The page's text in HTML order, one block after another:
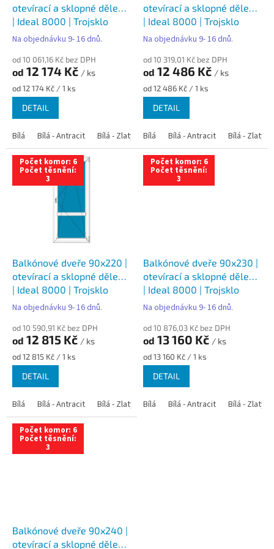
otevírací a sklopné dělené
| Ideal 8000 | Trojsklo
Na objednávku 9- 16 dnů.
od 10 061,16 Kč bez DPH
od 12 174 Kč / ks
Měrná
cena:
od 12 174 Kč / 1 ks
DETAIL
Bílá Bílá - Antracit Bílá - Zlatý dub Bílá - Tmavý dub Bílá -
otevírací a sklopné dělené
| Ideal 8000 | Trojsklo
Na objednávku 9- 16 dnů.
od 10 319,01 Kč bez DPH
od 12 486 Kč / ks
Měrná
cena:
od 12 486 Kč / 1 ks
DETAIL
Bílá Bílá - Antracit Bílá - Zlatý
Počet komor: 6
Počet těsnění:
3
Balkónové dveře 90x220 |
otevírací a sklopné dělené
| Ideal 8000 | Trojsklo
Na objednávku 9- 16 dnů.
od 10 590,91 Kč bez DPH
od 12 815 Kč / ks
Měrná
cena:
od 12 815 Kč / 1 ks
DETAIL
Bílá Bílá - Antracit Bílá - Zlatý dub Bílá - Tmavý dub Bílá -
Počet komor: 6
Počet těsnění:
3
Balkónové dveře 90x230 |
otevírací a sklopné dělené
| Ideal 8000 | Trojsklo
Na objednávku 9- 16 dnů.
od 10 876,03 Kč bez DPH
od 13 160 Kč / ks
Měrná
cena:
od 13 160 Kč / 1 ks
DETAIL
Bílá Bílá - Antracit Bílá - Zlatý
Počet komor: 6
Počet těsnění:
3
Balkónové dveře 90x240 |
otevírací a sklopné dělené